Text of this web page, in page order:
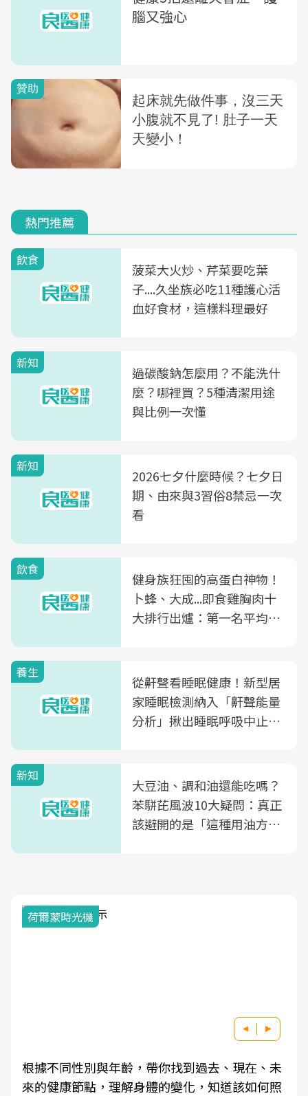
腦又強心
熱門推薦
飲食
菠菜大火炒、芹菜要吃葉
子....久坐族必吃11種護心活
血好食材，這樣料理最好
新知
過碳酸鈉怎麼用？不能洗什
麼？哪裡買？5種清潔用途
與比例一次懂
新知
2026七夕什麼時候？七夕日
期、由來與3習俗8禁忌一次
看
飲食
健身族狂囤的高蛋白神物！
卜蜂、大成...即食雞胸肉十
大排行出爐：第一名平均一
養生
從鼾聲看睡眠健康！新型居
家睡眠檢測納入「鼾聲能量
分析」揪出睡眠呼吸中止症
新知
大豆油、調和油還能吃嗎？
苯駢芘風波10大疑問：真正
該避開的是「這種用油方
荷爾蒙時光機
根據不同性別與年齡，帶你找到過去、現在、未
來的健康節點，理解身體的變化，知道該如何照